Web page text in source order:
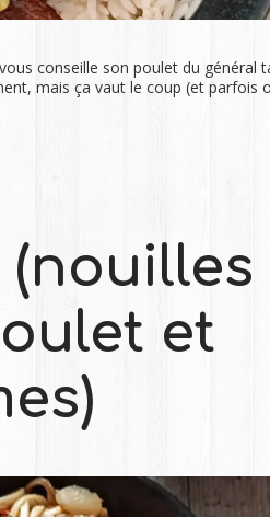
conseille son poulet du général
mais ça vaut le coup (et parfois
(nouilles
et